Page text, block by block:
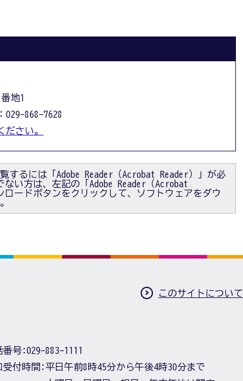
地1
868-7628
さい。
覧するには「Adobe Reader（Acrobat Reader）」が必
ない方は、左記の「Adobe Reader（Acrobat
ロードボタンをクリックして、ソフトウェアをダウ
このサイトについて
番号:029-883-1111
受付時間:平日午前8時45分から午後4時30分まで